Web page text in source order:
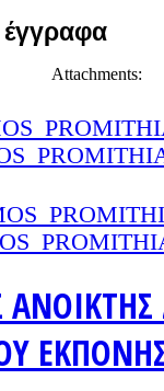
έγγραφα
Attachments: